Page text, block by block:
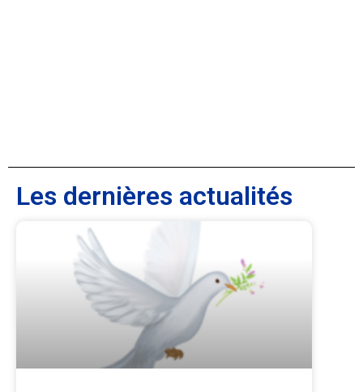
Les dernières actualités